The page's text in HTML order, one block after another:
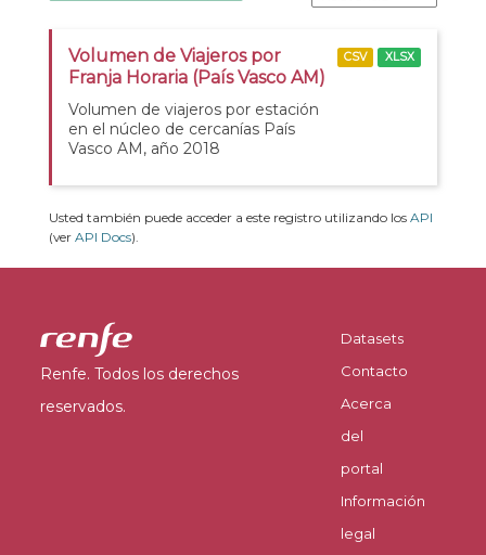
Volumen de Viajeros por
Franja Horaria (País Vasco AM)
Volumen de viajeros por estación
en el núcleo de cercanías País
Vasco AM, año 2018
CSV XLSX
Usted también puede acceder a este registro utilizando los API
(ver API Docs).
Renfe. Todos los derechos
reservados.
Datasets
Contacto
Acerca
del
portal
Información
legal